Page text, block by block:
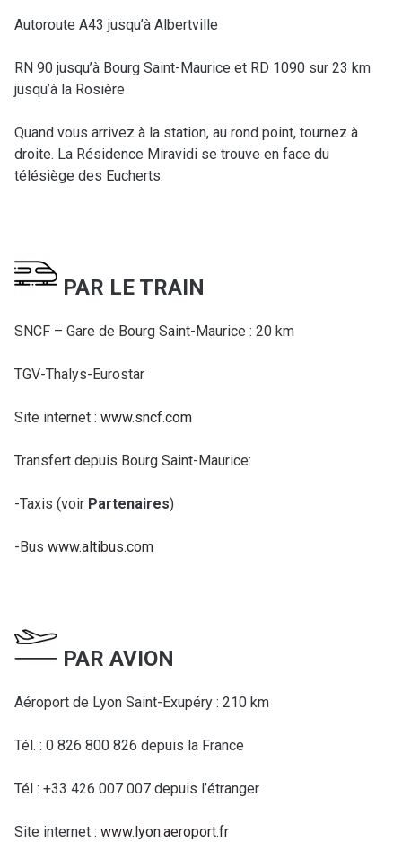
Autoroute A43 jusqu’à Albertville
RN 90 jusqu’à Bourg Saint-Maurice et RD 1090 sur 23 km
jusqu’à la Rosière
Quand vous arrivez à la station, au rond point, tournez à
droite. La Résidence Miravidi se trouve en face du
télésiège des Eucherts.
PAR LE TRAIN
SNCF – Gare de Bourg Saint-Maurice : 20 km
TGV-Thalys-Eurostar
Site internet : www.sncf.com
Transfert depuis Bourg Saint-Maurice:
-Taxis (voir Partenaires)
-Bus www.altibus.com
PAR AVION
Aéroport de Lyon Saint-Exupéry : 210 km
Tél. : 0 826 800 826 depuis la France
Tél : +33 426 007 007 depuis l’étranger
Site internet : www.lyon.aeroport.fr